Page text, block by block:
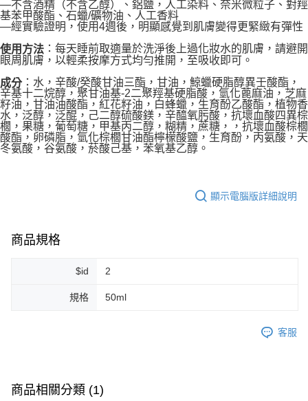
全家純取貨 (先付款
每筆NT$80，滿NT$999(含以上)免運費
7-11取貨付款
每筆NT$80，滿NT$999(含以上)免運費
7-11純取貨 (先付款
每筆NT$80，滿NT$999(含以上)免運費
宅配
付款後門市自取
—不含酒精（不含乙醇）、鋁鹽，人工染料、奈米微粒子、對羥
基苯甲酸酯、石蠟/礦物油、人工香料
—經實驗證明，使用4週後，明顯感覺到肌膚變得更緊緻有彈性
使用方法 ：每天睡前取適量於洗淨後上過化妝水的肌膚，請避開
眼周肌膚，以輕柔按摩方式均勻推開，至吸收即可。
成分：水，辛酸/癸酸甘油三酯，甘油，鯨蠟硬脂醇異壬酸酯，
辛基十二烷醇，聚甘油基-2二聚羥基硬脂酸，氫化蓖麻油，芝麻
籽油，甘油油酸酯，紅花籽油，白蜂蠟，生育酚乙酸酯，植物香
水，泛醇，泛醌，己二醇硫酸鎂，辛醯氧肟酸，抗壞血酸四異棕
櫚，果糖，葡萄糖，甲基丙二醇，糊精，蔗糖，，抗壞血酸棕櫚
酸酯，卵磷脂，氫化棕櫚甘油酯檸檬酸鹽，生育酚，丙氨酸，天
冬氨酸，谷氨酸，菸酸己基，苯氧基乙醇。
顯示電腦版詳細說明
商品規格
$id 2
規格 50ml
客服
商品相關分類 (1)